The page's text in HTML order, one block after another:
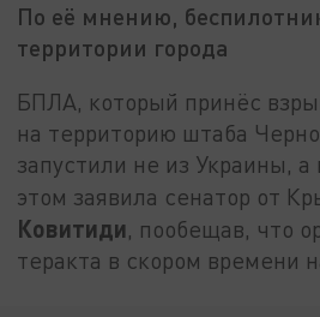
По её мнению,
территории города
БПЛА, который принёс
на территорию штаба
запустили не из Украины,
этом заявила сенатор от
Ковитиди, пообещав, что
теракта в скором времени